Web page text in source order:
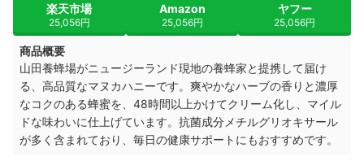
楽天市場
25,056円
Amazon
25,056円
ヤフー
25,056円
商品概要
山田養蜂場がニュージーランド現地の養蜂家と提携して届け
る、高品質なマヌカハニーです。 爽やかなハーブの香りと濃厚
なコクのある蜂蜜を、48時間以上かけてクリーム化し、マイル
ドな味わいに仕上げています。 抗菌成分メチルグリオキサール
が多く含まれており、毎日の健康サポートにもおすすめです。